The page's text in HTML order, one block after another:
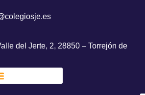
del Jerte, 2, 28850 – Torrejón de